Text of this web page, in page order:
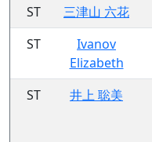
ST
三津山 六花
ST
Ivanov
Elizabeth
ST 井上 聡美